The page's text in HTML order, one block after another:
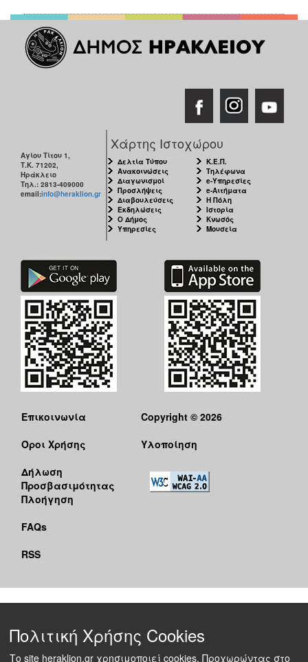
Αγίου Τίτου 1,
Τ.Κ. 71202,
Ηράκλειο
Τηλ.: 2813-409000
email:info@heraklion.gr
Χάρτης Ιστοχώρου
Δελτία Τύπου
Ανακοινώσεις
Διαγωνισμοί
Προσλήψεις
Διαβουλεύσεις
Εκδηλώσεις
Ο Δήμος
Υπηρεσίες
Κ.Ε.Π.
Τηλέφωνα
e-Υπηρεσίες
e-Αιτήματα
Η Πόλη
Ιστορία
Κνωσός
Μουσεία
Επικοινωνία
Όροι Χρήσης
Δήλωση
Προσβασιμότητας
Πλοήγηση
FAQs
RSS
Copyright © 2026
Υλοποίηση
Πολιτική Χρήσης Cookies
Το site heraklion.gr χρησιμοποιεί cookies. Προχωρώντας στο